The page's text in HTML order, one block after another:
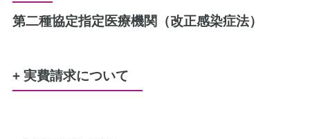
第二種協定指定医療機関（改正感染症法）
+ 実費請求について